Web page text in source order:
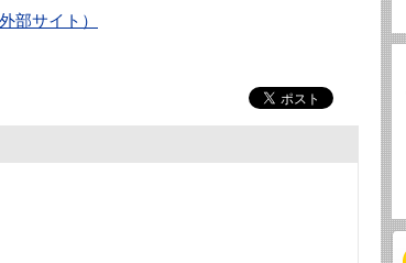
部サイト）